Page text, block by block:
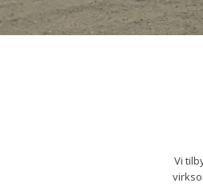
Vi